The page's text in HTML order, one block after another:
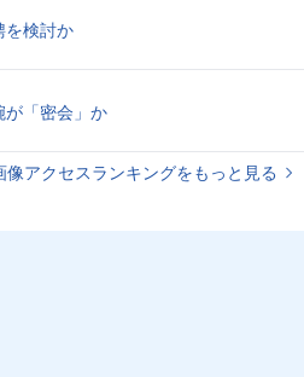
を検討か
が「密会」か
像アクセスランキングをもっと見る